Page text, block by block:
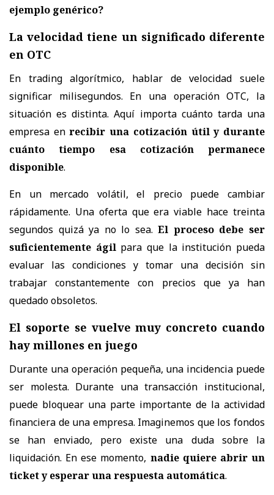
ejemplo genérico?
La velocidad tiene un significado diferente
en OTC
En trading algorítmico, hablar de velocidad suele
significar milisegundos. En una operación OTC, la
situación es distinta. Aquí importa cuánto tarda una
empresa enrecibir una cotización útil y durante
cuánto tiempo esa cotización permanece
disponible.
En un mercado volátil, el precio puede cambiar
rápidamente. Una oferta que era viable hace treinta
segundos quizá ya no lo sea.El proceso debe ser
suficientemente ágilpara que la institución pueda
evaluar las condiciones y tomar una decisión sin
trabajar constantemente con precios que ya han
quedado obsoletos.
El soporte se vuelve muy concreto cuando
hay millones en juego
Durante una operación pequeña, una incidencia puede
ser molesta. Durante una transacción institucional,
puede bloquear una parte importante de la actividad
financiera de una empresa. Imaginemos que los fondos
se han enviado, pero existe una duda sobre la
liquidación. En ese momento, nadie quiere abrir un
ticket y esperar una respuesta automática.